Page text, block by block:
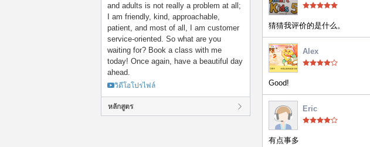
and adults is not really a problem at all;
I am friendly, kind, approachable,
patient, and most of all, I am customer
service-oriented. So what are you
waiting for? Book a class with me
today! Once again, have a beautiful day
ahead.
วิดีโอโปรไฟล์
หลักสูตร
猜猜我评价的是什么。
Alex
Good!
Eric
有点事多